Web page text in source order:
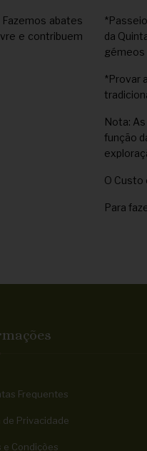
abates
e contribuem
da
gémeos
*Provar
Nota:
função
O Custo
Para
Frequentes
de Privacidade
e Condições